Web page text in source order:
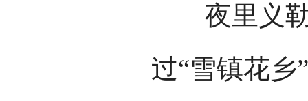
夜里义勒
过“雪镇花乡